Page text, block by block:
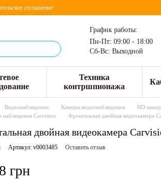
соглашение
График работы:
Пн-Пт: 09:00 - 18:00
Сб-Вс: Выходной
Техника
контршпионажа
Видеонаблюдение Камеры видеонаблюдения
HD
наблюдения Carvision
Фронтальная двойная видеокамера
двойная видеокамера
Артикул: v0003485 Оставить отзыв
грн